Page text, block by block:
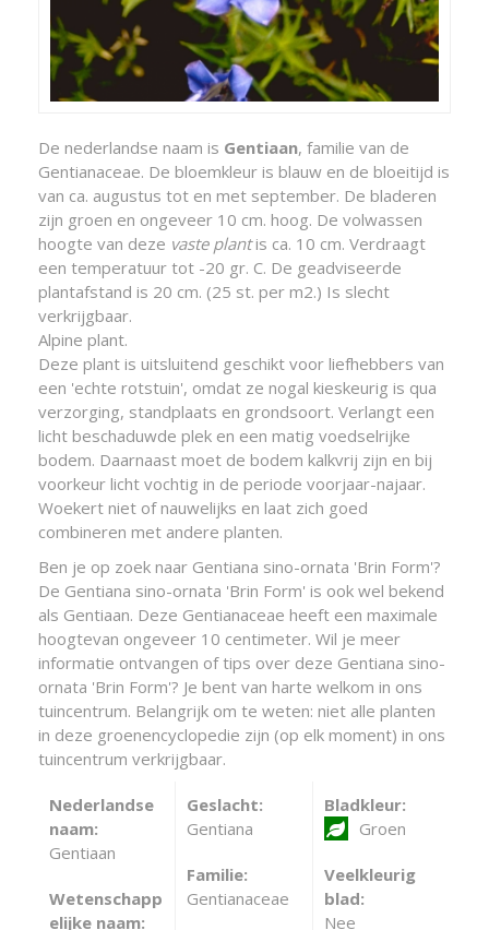
De nederlandse naam is Gentiaan, familie van de
Gentianaceae. De bloemkleur is blauw en de bloeitijd is
van ca. augustus tot en met september. De bladeren
zijn groen en ongeveer 10 cm. hoog. De volwassen
hoogte van deze vaste plantis ca. 10 cm. Verdraagt
een temperatuur tot -20 gr. C. De geadviseerde
plantafstand is 20 cm. (25 st. per m2.) Is slecht
verkrijgbaar.
Alpine plant.
Deze plant is uitsluitend geschikt voor liefhebbers van
een 'echte rotstuin', omdat ze nogal kieskeurig is qua
verzorging, standplaats en grondsoort. Verlangt een
licht beschaduwde plek en een matig voedselrijke
bodem. Daarnaast moet de bodem kalkvrij zijn en bij
voorkeur licht vochtig in de periode voorjaar-najaar.
Woekert niet of nauwelijks en laat zich goed
combineren met andere planten.
Ben je op zoek naar Gentiana sino-ornata 'Brin Form'?
De Gentiana sino-ornata 'Brin Form' is ook wel bekend
als Gentiaan. Deze Gentianaceae heeft een maximale
hoogtevan ongeveer 10 centimeter. Wil je meer
informatie ontvangen of tips over deze Gentiana sino-
ornata 'Brin Form'? Je bent van harte welkom in ons
tuincentrum. Belangrijk om te weten: niet alle planten
in deze groenencyclopedie zijn (op elk moment) in ons
tuincentrum verkrijgbaar.
Nederlandse
naam:
Gentiaan
Wetenschapp
elijke naam:
Geslacht:
Gentiana
Familie:
Gentianaceae
Bladkleur:
Groen
Veelkleurig
blad:
Nee